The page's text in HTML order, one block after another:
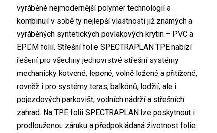
vyráběné nejmodernější polymer technologií a
kombinují v sobě ty nejlepší vlastnosti již známých a
vyráběných syntetických povlakových krytin – PVC a
EPDM folií. Střešní folie SPECTRAPLAN TPE nabízí
řešení pro všechny jednovrstvé střešní systémy
mechanicky kotvené, lepené, volně ložené a přitížené,
rovněž i pro systémy teras, balkónů, lodžií, ale i
pojezdových parkovišť, vodních nádrží a střešních
zahrad. Na TPE folii SPECTRAPLAN lze poskytnout i
prodlouženou záruku a předpokládaná životnost folie